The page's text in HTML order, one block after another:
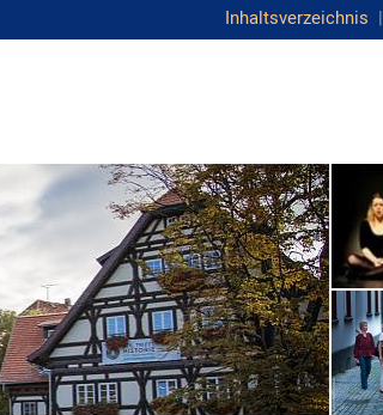
Inhaltsverzeichnis |